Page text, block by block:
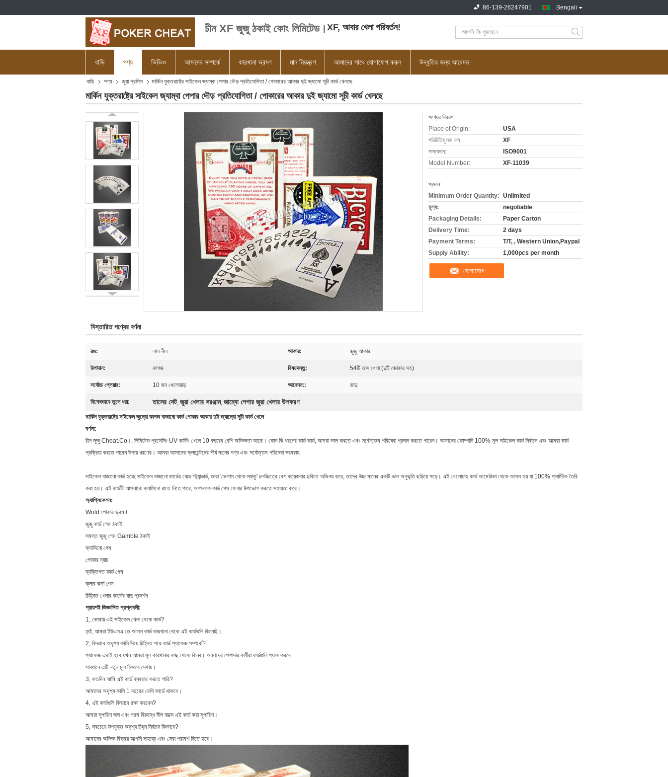
Bengali
86-139-26247901
চীন XF জুজু ঠকাই কোং লিমিটেড। XF, আবার খেলা পরিবর্তন!
বাড়ি পণ্য ভিডিও আমাদের সম্পর্কে কারখানা ভ্রমণ মান নিয়ন্ত্রণ আমাদের সাথে যোগাযোগ করুন উদ্ধৃতির জন্য আবেদন
বাড়ি পণ্য জুয়া প্রপিস মার্কিন যুক্তরাষ্ট্রে সাইকেল জ্যাম্বা পেপার দৌড় প্রতিযোগিতা / পোকারের আকার দুই জ্যামো সূচী কার্ড খেলছে
মার্কিন যুক্তরাষ্ট্রে সাইকেল জ্যাম্বা পেপার দৌড় প্রতিযোগিতা / পোকারের আকার দুই জ্যামো সূচী কার্ড খেলছে
পণ্যের বিবরণ:
Place of Origin:
USA
পরিচিতিমুলক নাম:
XF
সাক্ষ্যদান:
ISO9001
Model Number:
XF-11039
প্রদান:
Minimum Order Quantity: Unlimited
মূল্য:
negotiable
Packaging Details:
Paper Carton
Delivery Time:
2 days
Payment Terms:
T/T, , Western Union,Paypal
Supply Ability:
1,000pcs per month
যোগাযোগ
বিস্তারিত পণ্যের বর্ণনা
রঙ: লাল নীল আকার: জুজু আকার
উপাদান: কাগজ বিষয়বস্তু: 54টি তাস খেলা (দুটি জোকার সহ)
সর্বোচ্চ প্লেয়ার: 10 জন খেলোয়াড় আবেদন:: জাদু
বিশেষভাবে তুলে ধরা: তাসের সেট, জুয়া খেলার সরঞ্জাম, জাম্বো পেপার জুয়া খেলার উপকরণ
মার্কিন যুক্তরাষ্ট্রে সাইকেল জুম্বো কাগজ বাজানো কার্ড পোকার আকার দুই জ্যাম্বো সূচী কার্ড খেলে
বর্ণনা:
চীন জুজু Cheat.Co।, লিমিটেড প্রসেসিং UV কার্ডিং খেলে 10 বছরের বেশি অভিজ্ঞতা আছে। কোন কি ধরনের কার্ড কার্ড, আমরা ভাল করতে এবং সর্বোত্তম পরিষেবা প্রদান করতে পারেন। আমাদের কোম্পানি 100% মূল সাইকেল কার্ড নির্বাচন এবং আমরা কার্ড
প্রক্রিয়া করতে পারেন উপায় ধরণের। আমরা আমাদের ক্লায়েন্টদের শীর্ষ মানের পণ্য এবং সর্বোত্তম পরিষেবা সরবরাহ
সাইকেল বাজানো কার্ড হচ্ছে সাইকেল বাজানো কার্ডের গোল্ড স্ট্যান্ডার্ড, তারা 'ভেগাস থেকে ম্যাকু' চলচ্চিত্রে বেশ কয়েকবার ছবিতে অভিনয় করে, তাদের উচ্চ মানের একটি ভাল অনুভূতি ছড়িয়ে পড়ে। এই খেলোয়াড় কার্ড আমেরিকা থেকে আসল হয় যা 100% প্লাস্টিক তৈরি
করা হয়। এই কার্ডটি আপনাকে ক্যাসিনো রাতে নিতে পারে, আপনাকে কার্ড গেম খেলার উপভোগ করতে সহায়তা করে।
অ্যাপ্লিকেশন:
Wold পোকার ভ্রমণ
জুজু কার্ড গেম ঠকাই
সমস্ত জুজু গেম Gamble ঠকাই
ক্যাসিনো গেম
পোকার ম্যাচ
ব্যক্তিগত কার্ড গেম
ক্লাব কার্ড গেম
চিহ্নিত খেলার কার্ডের যাদু প্রদর্শন
প্রায়শই জিজ্ঞাসিত প্রশ্নাবলী:
1, কোথায় এই সাইকেল খেলা থেকে কার্ড?
হ্যাঁ, আমরা ইউএসএ তে আসল কার্ড কারখানা থেকে এই কার্ডগুলি কিনেছি।
2, কিভাবে অদৃশ্য কালি দিয়ে চিহ্নিত পরে কার্ড প্যাকেজ সম্পর্কে?
প্যাকেজ একই হবে যখন আমরা মূল কারখানার কাছ থেকে কিনব। আমাদের পেশাদার কর্মীরা কার্ডগুলি প্যাক করবে
সাবধানে এটি নতুন মূল হিসাবে দেখায়।
3, কতদিন আমি এই কার্ড ব্যবহার করতে পারি?
আমাদের অদৃশ্য কালি 1 বছরের বেশি কার্ডে থাকবে।
4, এই কার্ডগুলি কিভাবে রক্ষা করবেন?
আমরা সুপারিশ জল এবং গরম বিরুদ্ধে সীল বাক্সে এই কার্ড করা সুপারিশ।
5, সবচেয়ে উপযুক্ত অদৃশ্য চিহ্ন নির্বাচন কিভাবে?
আমাদের অভিজ্ঞ বিক্রয় আপনি সাহায্য এবং সেরা পরামর্শ দিতে হবে।